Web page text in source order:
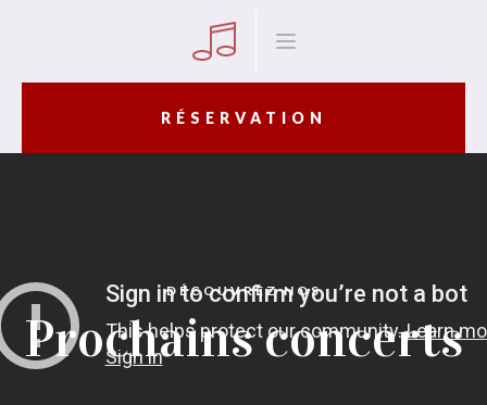
RÉSERVATION
DÉCOUVREZ NOS
Prochains concerts